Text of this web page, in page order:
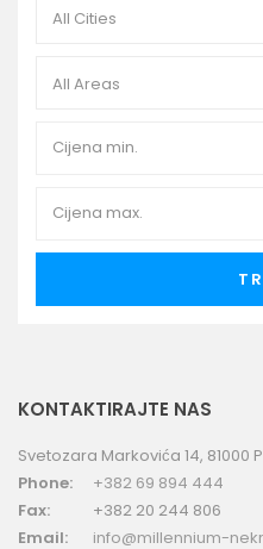
All Cities
All Areas
KONTAKTIRAJTE NAS
Svetozara Markovića 14,
Phone:
+382 69 894 444
Fax:
+382 20 244 806
Email:
info@millennium-